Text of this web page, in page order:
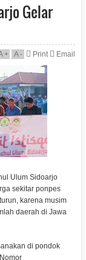
Gelar
+ A- Print Email
Ulum Sidoarjo
sekitar ponpes
karena musim
daerah di Jawa
di pondok